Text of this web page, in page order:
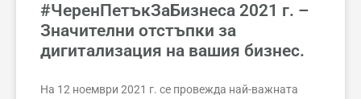
#ЧеренПетъкЗаБизнеса 2021 г. –
Значителни отстъпки за
дигитализация на вашия бизнес.
На 12 ноември 2021 г. се провежда най-важната